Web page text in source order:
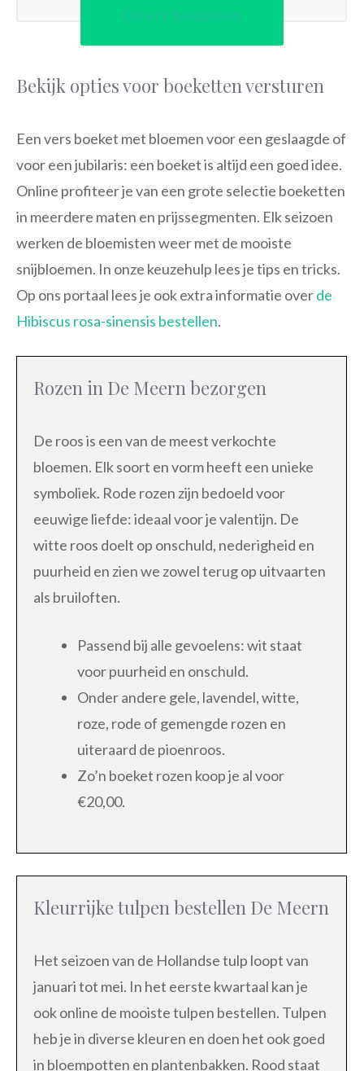
Direct bestellen
Bekijk opties voor boeketten versturen
Een vers boeket met bloemen voor een geslaagde of
voor een jubilaris: een boeket is altijd een goed idee.
Online profiteer je van een grote selectie boeketten
in meerdere maten en prijssegmenten. Elk seizoen
werken de bloemisten weer met de mooiste
snijbloemen. In onze keuzehulp lees je tips en tricks.
Op ons portaal lees je ook extra informatie overde
Hibiscus rosa-sinensis bestellen.
Rozen in De Meern bezorgen
De roos is een van de meest verkochte
bloemen. Elk soort en vorm heeft een unieke
symboliek. Rode rozen zijn bedoeld voor
eeuwige liefde: ideaal voor je valentijn. De
witte roos doelt op onschuld, nederigheid en
puurheid en zien we zowel terug op uitvaarten
als bruiloften.
Passend bij alle gevoelens: wit staat
voor puurheid en onschuld.
Onder andere gele, lavendel, witte,
roze, rode of gemengde rozen en
uiteraard de pioenroos.
Zo’n boeket rozen koop je al voor
€20,00.
Kleurrijke tulpen bestellen De Meern
Het seizoen van de Hollandse tulp loopt van
januari tot mei. In het eerste kwartaal kan je
ook online de mooiste tulpen bestellen. Tulpen
heb je in diverse kleuren en doen het ook goed
in bloempotten en plantenbakken. Rood staat